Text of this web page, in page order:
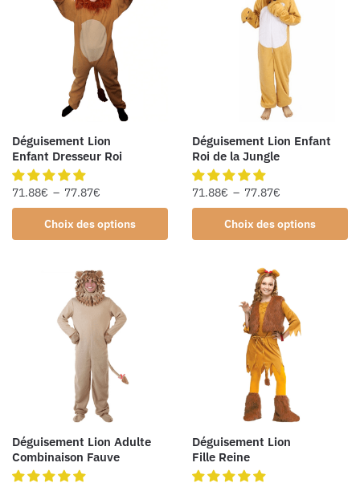
Déguisement Lion
Enfant Dresseur Roi
71.88€ – 77.87€
Choix des options
Déguisement Lion Enfant
Roi de la Jungle
71.88€ – 77.87€
Choix des options
Déguisement Lion Adulte
Combinaison Fauve
Déguisement Lion
Fille Reine